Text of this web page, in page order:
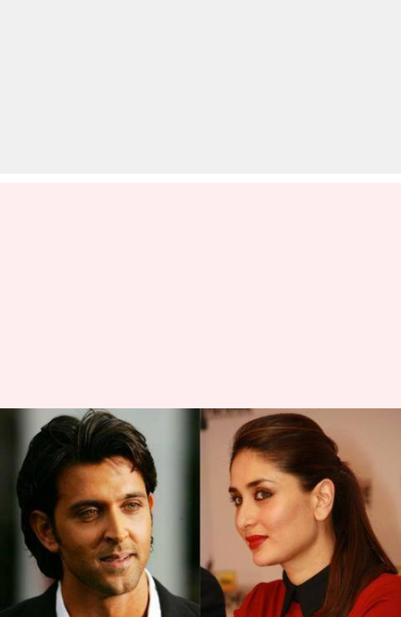
#WorldMusicDay: करीना से
ऋतिक तक वो स्टार्स जिन्होंने अपनी
फिल्मों में की सिंगिग
लेखन स्वाति पाण्डेय Jun 21, 2019
क्या है खबर?
आज हम वर्ल्ड म्यूजिक डे सेलीब्रेट कर रहे हैं। दुनियाभर में